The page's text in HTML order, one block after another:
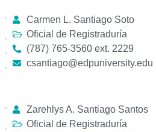
Carmen L. Santiago Soto
Oficial de Registraduría
(787) 765-3560 ext. 2229
csantiago@edpuniversity.edu
Zarehlys A. Santiago Santos
Oficial de Registraduría